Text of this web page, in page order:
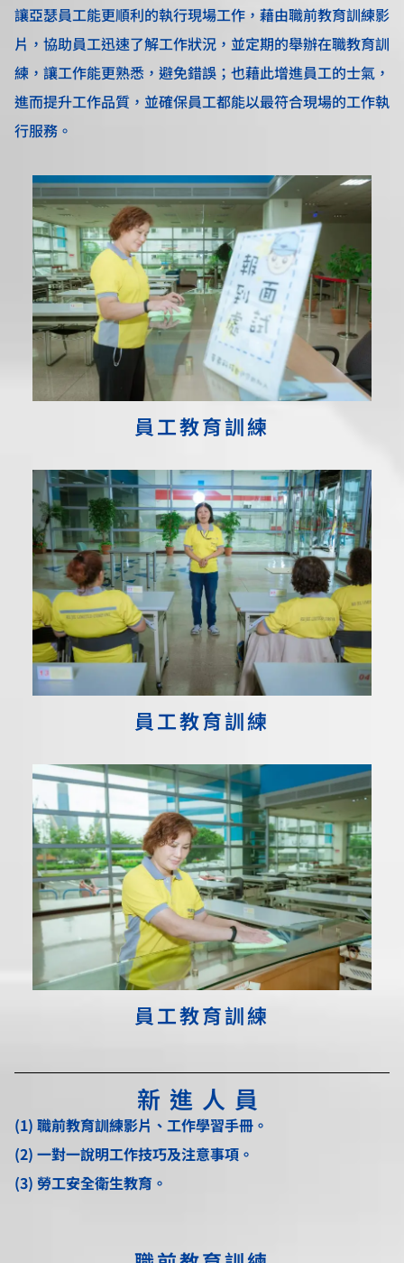
讓亞瑟員工能更順利的執行現場工作，藉由職前教育訓練影
片，協助員工迅速了解工作狀況，並定期的舉辦在職教育訓
練，讓工作能更熟悉，避免錯誤；也藉此增進員工的士氣，
進而提升工作品質，並確保員工都能以最符合現場的工作執
行服務。
員工教育訓練
員工教育訓練
員工教育訓練
新進人員
(1) 職前教育訓練影片、工作學習手冊。
(2) 一對一說明工作技巧及注意事項。
(3) 勞工安全衛生教育。